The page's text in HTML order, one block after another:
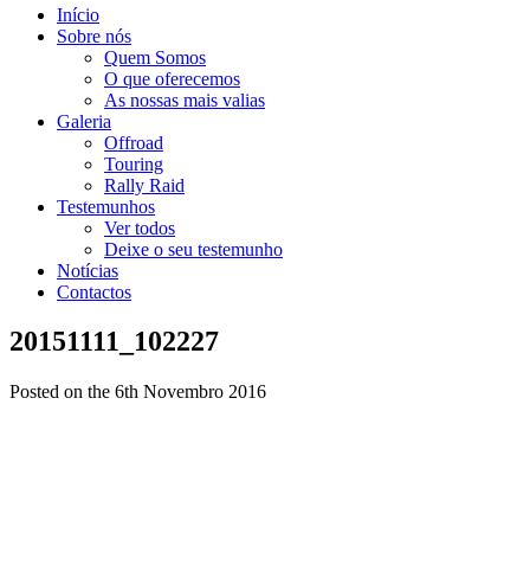
Início
Sobre nós
Quem Somos
O que oferecemos
As nossas mais valias
Galeria
Offroad
Touring
Rally Raid
Testemunhos
Ver todos
Deixe o seu testemunho
Notícias
Contactos
20151111_102227
Posted on the 6th Novembro 2016